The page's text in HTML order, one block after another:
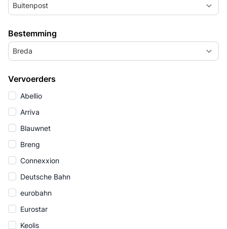
Buitenpost
Bestemming
Breda
Vervoerders
Abellio
Arriva
Blauwnet
Breng
Connexxion
Deutsche Bahn
eurobahn
Eurostar
Keolis